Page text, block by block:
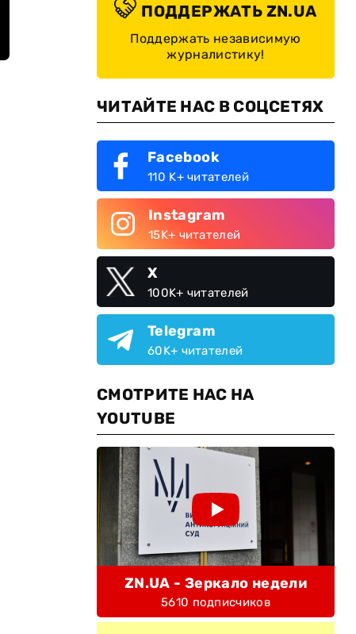
ПОДДЕРЖАТЬ ZN.UA
Поддержать независимую
журналистику!
ЧИТАЙТЕ НАС В СОЦСЕТЯХ
Facebook
110 K+ читателей
Instagram
15K+ читателей
X
100K+ читателей
Telegram
60K+ читателей
СМОТРИТЕ НАС НА
YOUTUBE
ZN.UA - Зеркало недели
5610 подписчиков